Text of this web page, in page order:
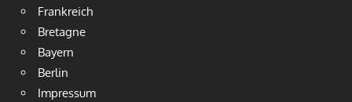
Frankreich
Bretagne
Bayern
Berlin
Impressum